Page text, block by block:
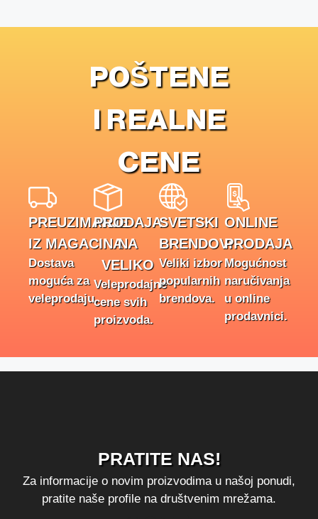
POŠTENE
I REALNE
CENE
PREUZIMANJE
IZ MAGACINA
Dostava
moguća za
veleprodaju.
PRODAJA
NA
VELIKO
Veleprodajne
cene svih
proizvoda.
SVETSKI
BRENDOVI
Veliki izbor
popularnih
brendova.
ONLINE
PRODAJA
Mogućnost
naručivanja
u online
prodavnici.
PRATITE NAS!
Za informacije o novim proizvodima u našoj ponudi,
pratite naše profile na društvenim mrežama.